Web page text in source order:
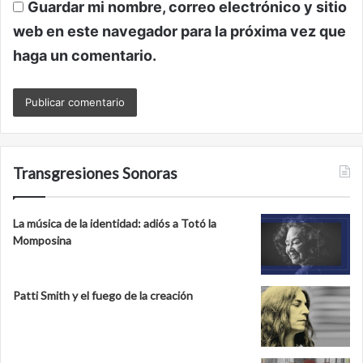
Guardar mi nombre, correo electrónico y sitio
web en este navegador para la próxima vez que
haga un comentario.
Transgresiones Sonoras
La música de la identidad: adiós a Totó la
Momposina
Patti Smith y el fuego de la creación